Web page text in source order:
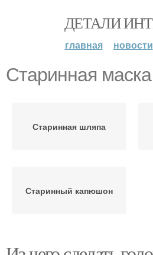
ДЕТАЛИ
главная новости
Старинная маска
Старинная шляпа
Старинный капюшон